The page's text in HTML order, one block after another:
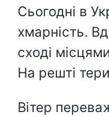
Сьогодні в
хмарність.
сході
На решті
Вітер